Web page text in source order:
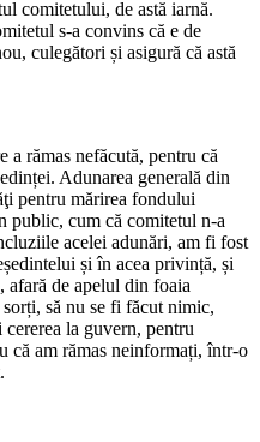
comitetului, de astă iarnă.
s-a convins că e de
culegători și asigură că astă
a rămas nefăcută, pentru că
Adunarea generală din
pentru mărirea fondului
public, cum că comitetul n-a
acelei adunări, am fi fost
și în acea privință, și
afară de apelul din foaia
să nu se fi făcut nimic,
la guvern, pentru
că am rămas neinformați, într-o